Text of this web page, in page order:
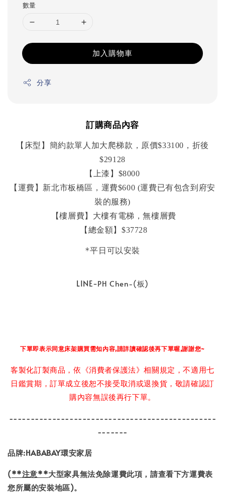
數量
加入購物車
分享
訂購商品內容
【床型】簡約款單人加大爬梯款，原價$33100，折後
$29128
【上漆】$8000
【運費】新北市板橋區，運費$600 (運費已有包含到府安
裝的服務)
【總金額】$37728
*平日可以安裝
LINE-PH Chen-(板)
下單即表示同意床架購買需知內容,請詳讀確認後再下單喔,謝謝您~
客製化訂製商品，依《消費者保護法》相關規定，不適用七
日鑑賞期，訂單成立後恕不接受取消或退換貨，敬請確認訂
購內容無誤後再行下單。
------------------------------------------------
-------
品牌:HABABAY環安家居
(**注意**大型家具無法免除運費此項，請查看下方運費表
您所屬的安裝地區)。